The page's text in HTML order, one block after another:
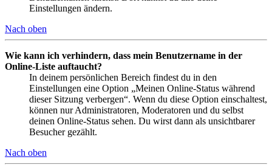
Einstellungen ändern.
Nach oben
Wie kann ich verhindern, dass mein Benutzername in der
Online-Liste auftaucht?
In deinem persönlichen Bereich findest du in den
Einstellungen eine Option „Meinen Online-Status während
dieser Sitzung verbergen“. Wenn du diese Option einschaltest,
können nur Administratoren, Moderatoren und du selbst
deinen Online-Status sehen. Du wirst dann als unsichtbarer
Besucher gezählt.
Nach oben